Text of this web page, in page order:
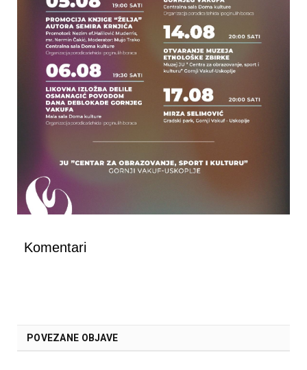
Komentari
POVEZANE OBJAVE